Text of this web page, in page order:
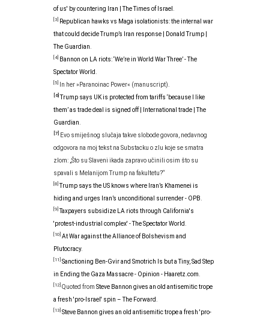
of us' by countering Iran | The Times of Israel
[3]
Republican hawks vs Maga isolationists: the internal war
that could decide Trump’s Iran response | Donald Trump |
The Guardian
[4] Bannon on LA riots: ‘We’re in World War Three’ - The
Spectator World
[5] In her »Paranoinac Power« (manuscript).
[6] Trump says UK is protected from tariffs ‘because I like
them’ as trade deal is signed off | International trade | The
Guardian
[7]
Evo smiješnog slučaja takve slobode govora, nedavnog
odgovora na moj tekst na Substacku o zlu koje se smatra
zlom: „Što su Slaveni ikada zapravo učinili osim što su
spavali s Melanijom Trump na fakultetu?“
[8] Trump says the US knows where Iran’s Khamenei is
hiding and urges Iran’s unconditional surrender - OPB
[9] Taxpayers subsidize LA riots through California's
'protest-industrial complex' - The Spectator World
[10] At War against the Alliance of Bolshevism and
Plutocracy.
[11] Sanctioning Ben-Gvir and Smotrich Is but a Tiny, Sad Step
in Ending the Gaza Massacre - Opinion - Haaretz.com
[12] Quoted from Steve Bannon gives an old antisemitic trope
a fresh 'pro-Israel' spin – The Forward
[13] Steve Bannon gives an old antisemitic trope a fresh 'pro-